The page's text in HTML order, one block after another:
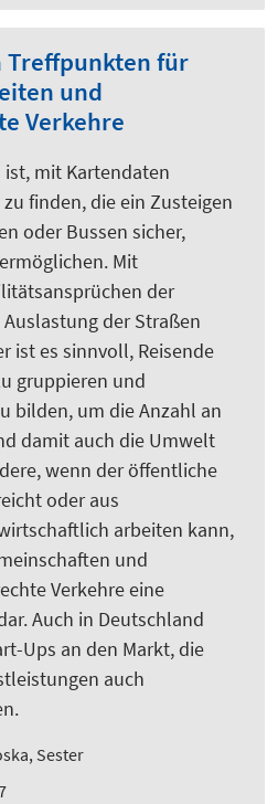
Treffpunkten für
und
Verkehre
ist, mit Kartendaten
finden, die ein Zusteigen
oder Bussen sicher,
Mit
der
der Straßen
ist es sinnvoll, Reisende
gruppieren und
bilden, um die Anzahl an
damit auch die Umwelt
wenn der öffentliche
oder aus
arbeiten kann,
und
Verkehre eine
Auch in Deutschland
Ups an den Markt, die
auch
Sester